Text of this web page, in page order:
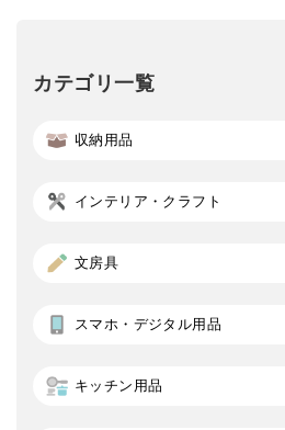
カテゴリ一覧
収納用品
インテリア・クラフト
文房具
スマホ・デジタル用品
キッチン用品